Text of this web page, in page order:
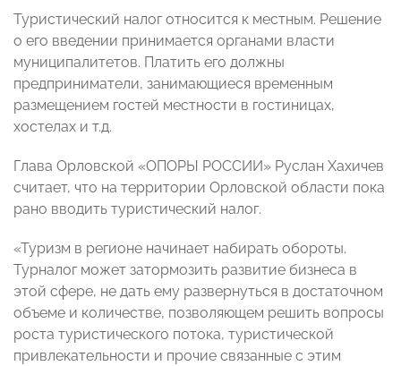
Туристический налог относится к местным. Решение
о его введении принимается органами власти
муниципалитетов. Платить его должны
предприниматели, занимающиеся временным
размещением гостей местности в гостиницах,
хостелах и т.д.
Глава Орловской «ОПОРЫ РОССИИ» Руслан Хахичев
считает, что на территории Орловской области пока
рано вводить туристический налог.
«Туризм в регионе начинает набирать обороты.
Турналог может затормозить развитие бизнеса в
этой сфере, не дать ему развернуться в достаточном
объеме и количестве, позволяющем решить вопросы
роста туристического потока, туристической
привлекательности и прочие связанные с этим